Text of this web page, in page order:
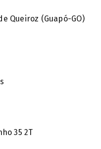
Queiroz (Guapó-GO)
35 2T